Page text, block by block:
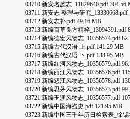
03710 新安名族志_11829640.pdf 304.56
03711 新安志 整理与研究_13330668.pdf
03712 新安志补.pdf 49.16 MB
03713 新编百草良方精粹_13094391.pdf
03714 新编德宏风物志_10356574.pdf
03715 新编古代汉语 上.pdf 141.29 MB
03716 新编古代汉语 下.pdf 138.95 MB
03717 新编红河风物志_10356579.pdf
03718 新编丽江风物志_10356576.pdf
03719 新编怒江风物志_10356578.pdf
03720 新编思茅风物志_10356573.pdf
03721 新编玉溪风物志_10356577.pdf
03722 新编中国海盗史.pdf 121.95 MB
03723 新编中国三千年历日检索表_徐锡